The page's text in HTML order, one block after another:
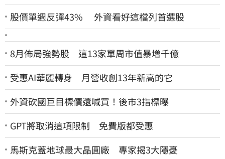
股價單週反彈43% 外資看好這檔列首選股
8月佈局強勢股 這13家單周市值暴增千億
受惠AI華麗轉身 月營收創13年新高的它
外資砍國巨目標價還喊買！後市3指標曝
GPT將取消這項限制 免費版都受惠
馬斯克蓋地球最大晶圓廠 專家揭3大隱憂